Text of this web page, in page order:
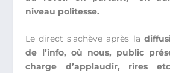
niveau politesse.
Le direct s’achève après la
de l’info, où nous, public
charge d’applaudir, rires